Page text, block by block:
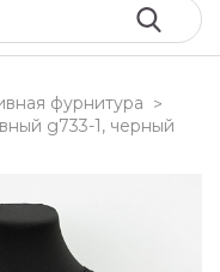
фурнитура >
g733-1, черный